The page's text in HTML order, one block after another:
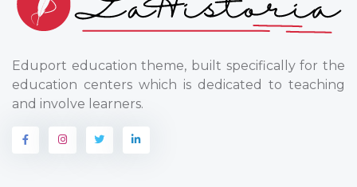
Eduport education theme, built specifically for the
education centers which is dedicated to teaching
and involve learners.